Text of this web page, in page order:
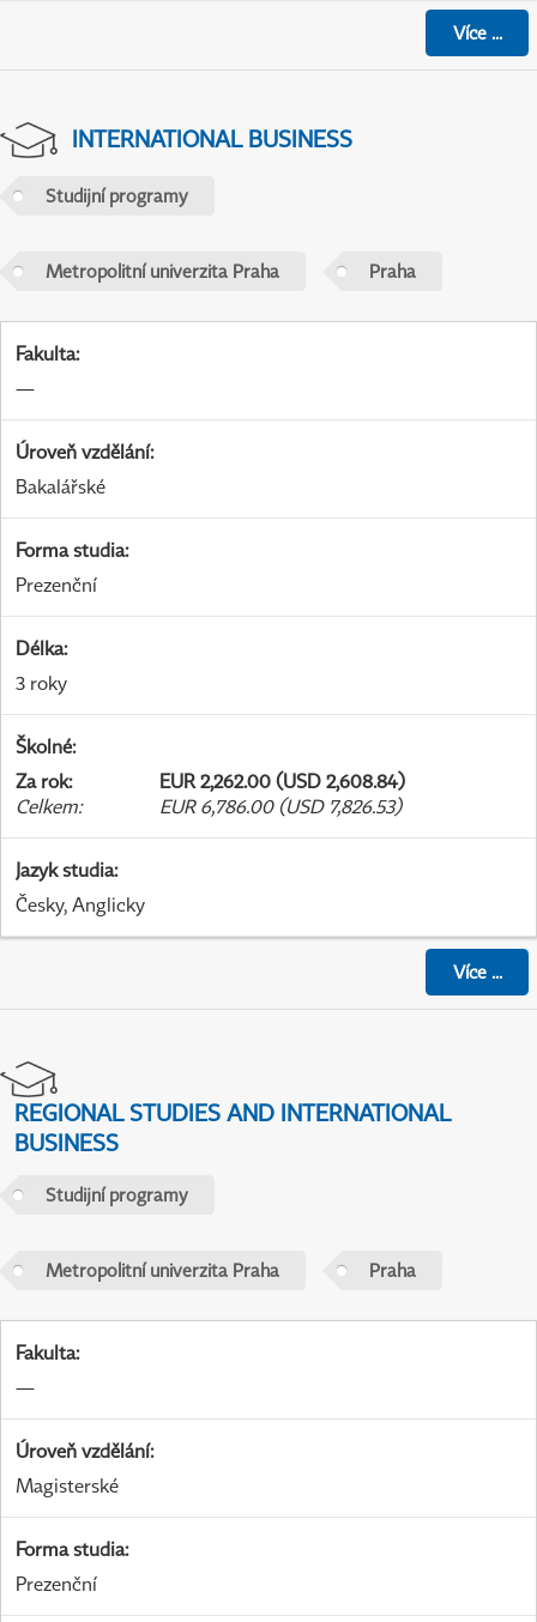
Více...
INTERNATIONAL BUSINESS
Studijní programy
Metropolitní univerzita Praha Praha
Fakulta:
—
Úroveň vzdělání:
Bakalářské
Forma studia:
Prezenční
Délka:
3 roky
Školné:
Za rok:
EUR 2,262.00 (USD 2,608.84)
Celkem: EUR 6,786.00 (USD 7,826.53)
Jazyk studia:
Česky, Anglicky
Více...
REGIONAL STUDIES AND INTERNATIONAL
BUSINESS
Studijní programy
Metropolitní univerzita Praha Praha
Fakulta:
—
Úroveň vzdělání:
Magisterské
Forma studia:
Prezenční